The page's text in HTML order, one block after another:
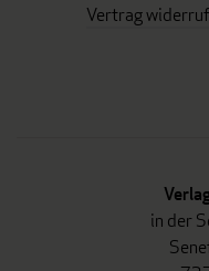
Vertrag
in der